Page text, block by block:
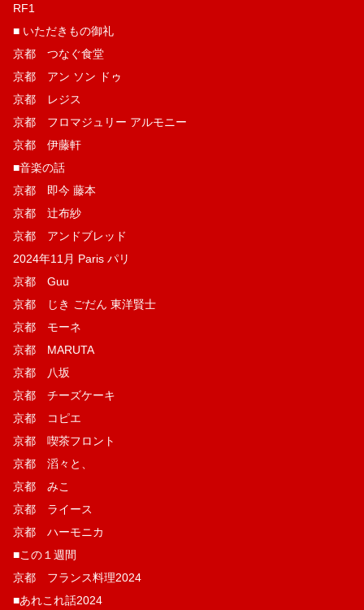
RF1
■ いただきもの御礼
京都 つなぐ食堂
京都 アン ソン ドゥ
京都 レジス
京都 フロマジュリー アルモニー
京都 伊藤軒
■音楽の話
京都 即今 藤本
京都 辻布紗
京都 アンドブレッド
2024年11月 Paris パリ
京都 Guu
京都 じき ごだん 東洋賢士
京都 モーネ
京都 MARUTA
京都 八坂
京都 チーズケーキ
京都 コピエ
京都 喫茶フロント
京都 滔々と、
京都 みこ
京都 ライース
京都 ハーモニカ
■この１週間
京都 フランス料理2024
■あれこれ話2024